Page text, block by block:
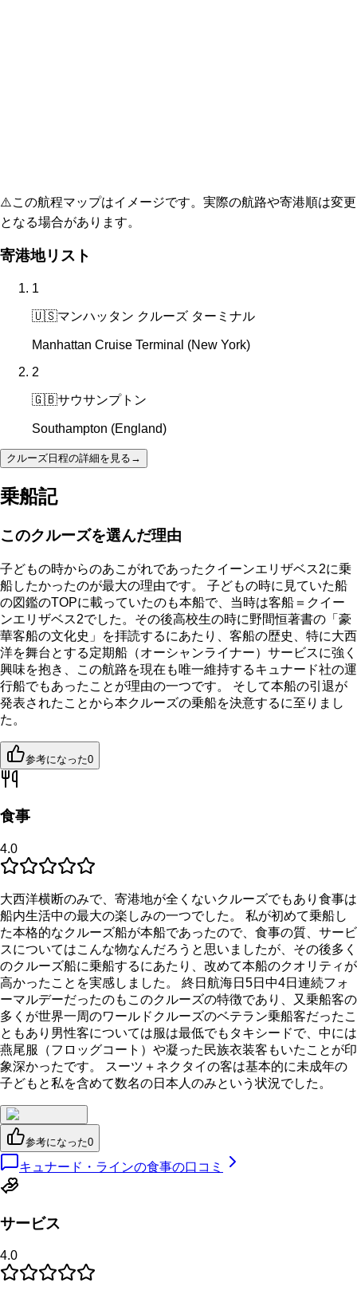
⚠️この航程マップはイメージです。実際の航路や寄港順は変更
となる場合があります。
寄港地リスト
1
🇺🇸マンハッタン クルーズ ターミナル
Manhattan Cruise Terminal (New York)
2
🇬🇧サウサンプトン
Southampton (England)
クルーズ日程の詳細を見る →
乗船記
このクルーズを選んだ理由
子どもの時からのあこがれであったクイーンエリザベス2に乗
船したかったのが最大の理由です。 子どもの時に見ていた船
の図鑑のTOPに載っていたのも本船で、当時は客船＝クイー
ンエリザベス2でした。その後高校生の時に野間恒著書の「豪
華客船の文化史」を拝読するにあたり、客船の歴史、特に大西
洋を舞台とする定期船（オーシャンライナー）サービスに強く
興味を抱き、この航路を現在も唯一維持するキュナード社の運
行船でもあったことが理由の一つです。 そして本船の引退が
発表されたことから本クルーズの乗船を決意するに至りまし
た。
参考になった0
食事
4.0
大西洋横断のみで、寄港地が全くないクルーズでもあり食事は
船内生活中の最大の楽しみの一つでした。 私が初めて乗船し
た本格的なクルーズ船が本船であったので、食事の質、サービ
スについてはこんな物なんだろうと思いましたが、その後多く
のクルーズ船に乗船するにあたり、改めて本船のクオリティが
高かったことを実感しました。 終日航海日5日中4日連続フォ
ーマルデーだったのもこのクルーズの特徴であり、又乗船客の
多くが世界一周のワールドクルーズのベテラン乗船客だったこ
ともあり男性客については服は最低でもタキシードで、中には
燕尾服（フロッグコート）や凝った民族衣装客もいたことが印
象深かったです。 スーツ＋ネクタイの客は基本的に未成年の
子どもと私を含めて数名の日本人のみという状況でした。
参考になった0
キュナード・ラインの食事の口コミ
サービス
4.0